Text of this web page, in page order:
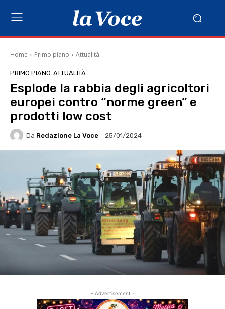
Home Primo piano Attualità
PRIMO PIANO ATTUALITÀ
Esplode la rabbia degli agricoltori
europei contro “norme green” e
prodotti low cost
Da Redazione La Voce 25/01/2024
- Advertisement -